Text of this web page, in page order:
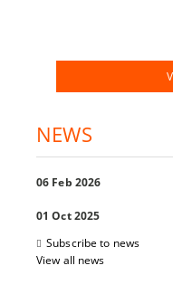
NEWS
06 Feb 2026
01 Oct 2025
Subscribe to news
View all news